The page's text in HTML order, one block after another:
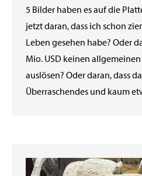
5 Bilder haben es auf die
jetzt daran, dass ich schon
Leben gesehen habe? Oder
Mio. USD keinen allgemeinen
auslösen? Oder daran, dass
Überraschendes und kaum